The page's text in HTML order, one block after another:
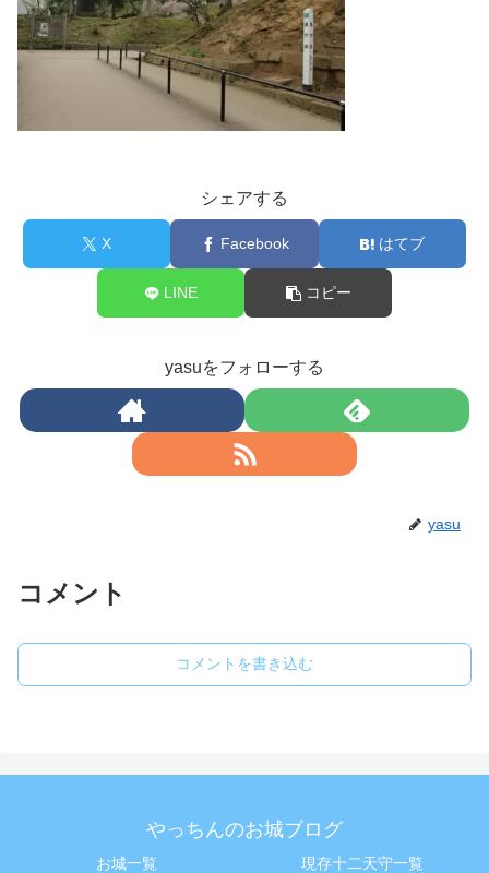
シェアする
X Facebook はてブ
LINE コピー
yasuをフォローする
yasu
コメント
コメントを書き込む
やっちんのお城ブログ
お城一覧
現存十二天守一覧